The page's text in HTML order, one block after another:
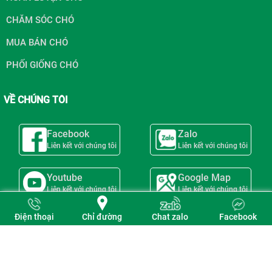
CHĂM SÓC CHÓ
MUA BÁN CHÓ
PHỐI GIỐNG CHÓ
VỀ CHÚNG TÔI
Facebook
Liên kết với chúng tôi
Zalo
Liên kết với chúng tôi
Youtube
Liên kết với chúng tôi
Google Map
Liên kết với chúng tôi
Điện thoại Chỉ đường Chat zalo Facebook